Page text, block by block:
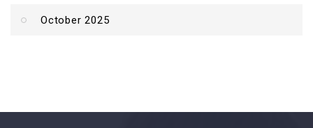
October 2025